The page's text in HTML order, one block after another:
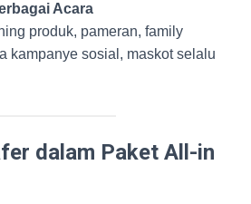
Acara
produk, pameran, family
kampanye sosial, maskot selalu
dalam Paket All-in